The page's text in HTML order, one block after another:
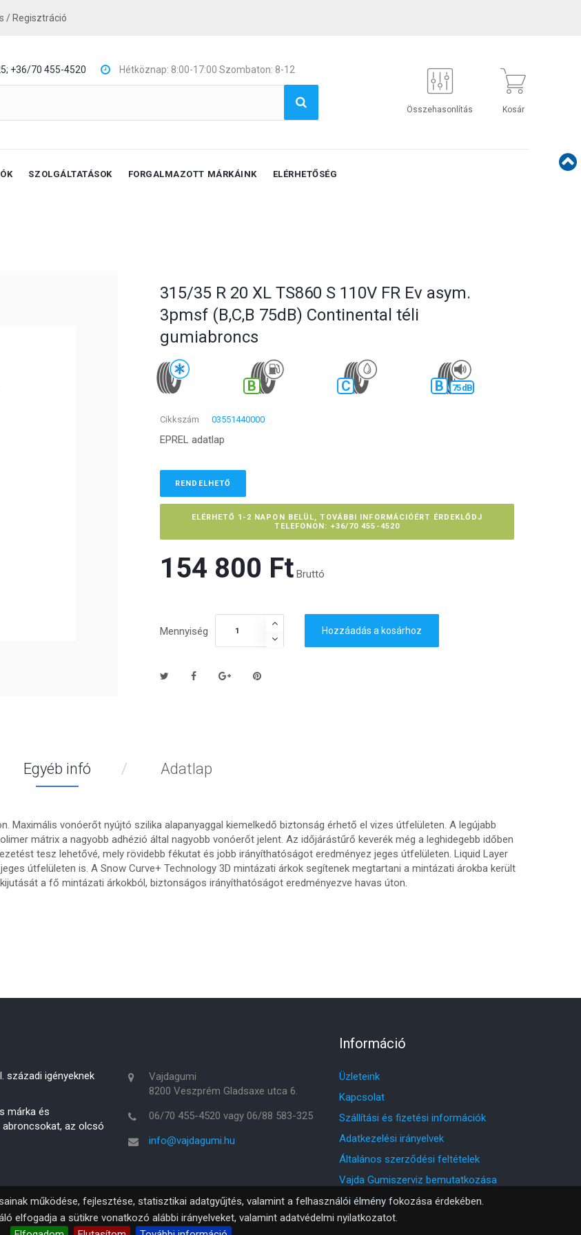
/ Regisztráció
+36/70 455-4520 Hétköznap: 8:00-17:00 Szombaton: 8-12
Összehasonlítás Kosár
SZOLGÁLTATÁSOK FORGALMAZOTT MÁRKÁINK ELÉRHETŐSÉG
315/35 R 20 XL TS860 S 110V FR Ev asym.
3pmsf (B,C,B 75dB) Continental téli
gumiabroncs
B C B 75 dB
Cikkszám 03551440000
EPREL adatlap
RENDELHETŐ
ELÉRHETŐ 1-2 NAPON BELÜL, TOVÁBBI INFORMÁCIÓÉRT ÉRDEKLŐDJ
TELEFONON: +36/70 455-4520
154 800 Ft‎ Bruttó
Mennyiség Hozzáadás a kosárhoz
Egyéb infó Adatlap
Maximális vonóerőt nyújtó szilika alapanyaggal kiemelkedő biztonság érhető el vizes útfelületen. A legújabb
mátrix a nagyobb adhézió által nagyobb vonóerőt jelent. Az időjárástűrő keverék még a leghidegebb időben
tesz lehetővé, mely rövidebb fékutat és jobb irányíthatóságot eredményez jeges útfelületen. Liquid Layer
útfelületen is. A Snow Curve+ Technology 3D mintázati árkok segítenek megtartani a mintázati árokba került
a fő mintázati árkokból, biztonságos irányíthatóságot eredményezve havas úton.
századi igényeknek
márka és
az olcsó
Vajdagumi
8200 Veszprém Gladsaxe utca 6.
06/70 455-4520 vagy 06/88 583-325
info@vajdagumi.hu
Információ
Üzleteink
Kapcsolat
Szállítási és fizetési információk
Adatkezelési irányelvek
Általános szerződési feltételek
Vajda Gumiszerviz bemutatkozása
Oldaltérkép
működése, fejlesztése, statisztikai adatgyűjtés, valamint a felhasználói élmény fokozása érdekében.
elfogadja a sütikre vonatkozó alábbi irányelveket, valamint adatvédelmi nyilatkozatot.